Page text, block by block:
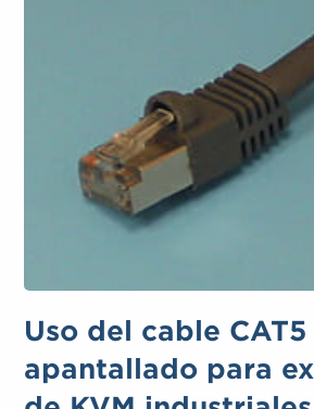
Uso del cable CAT5
apantallado para